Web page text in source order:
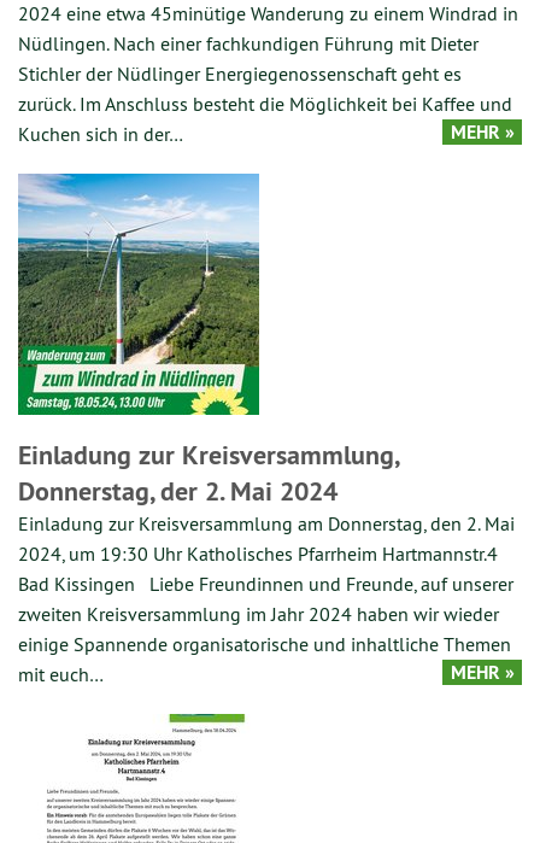
2024 eine etwa 45minütige Wanderung zu einem Windrad in
Nüdlingen. Nach einer fachkundigen Führung mit Dieter
Stichler der Nüdlinger Energiegenossenschaft geht es
zurück. Im Anschluss besteht die Möglichkeit bei Kaffee und
Kuchen sich in der…
MEHR »
Einladung zur Kreisversammlung,
Donnerstag, der 2. Mai 2024
Einladung zur Kreisversammlung am Donnerstag, den 2. Mai
2024, um 19:30 Uhr Katholisches Pfarrheim Hartmannstr.4
Bad Kissingen Liebe Freundinnen und Freunde, auf unserer
zweiten Kreisversammlung im Jahr 2024 haben wir wieder
einige Spannende organisatorische und inhaltliche Themen
mit euch…
MEHR »